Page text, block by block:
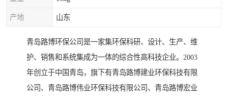
产地 山东
青岛路博环保公司是一家集环保科研、设计、生产、维
护、销售和系统集成为一体的综合性高科技企业。2003
年创立于中国青岛，旗下有青岛路博建业环保科技有限
公司、青岛路博伟业环保科技有限公司、青岛路博宏业